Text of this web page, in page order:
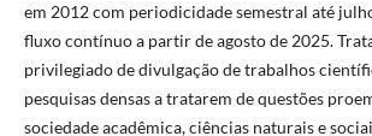
em 2012 com periodicidade semestral até
fluxo contínuo a partir de agosto de 2025.
privilegiado de divulgação de trabalhos
pesquisas densas a tratarem de questões
sociedade acadêmica, ciências naturais e